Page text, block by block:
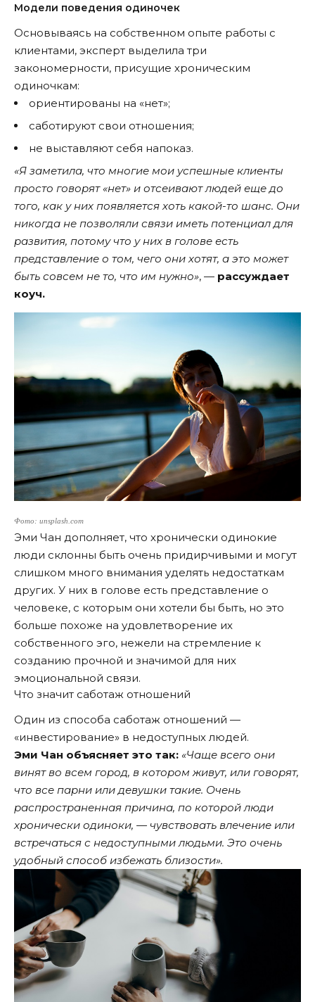
Модели поведения одиночек
Основываясь на собственном опыте работы с
клиентами, эксперт выделила три
закономерности, присущие хроническим
одиночкам:
ориентированы на «нет»;
саботируют свои отношения;
не выставляют себя напоказ.
«Я заметила, что многие мои успешные клиенты
просто говорят «нет» и отсеивают людей еще до
того, как у них появляется хоть какой-то шанс. Они
никогда не позволяли связи иметь потенциал для
развития, потому что у них в голове есть
представление о том, чего они хотят, а это может
быть совсем не то, что им нужно», — рассуждает
коуч.
Фото: unsplash.com
Эми Чан дополняет, что хронически одинокие
люди склонны быть очень придирчивыми и могут
слишком много внимания уделять недостаткам
других. У них в голове есть представление о
человеке, с которым они хотели бы быть, но это
больше похоже на удовлетворение их
собственного эго, нежели на стремление к
созданию прочной и значимой для них
эмоциональной связи.
Что значит саботаж отношений
Один из способа саботаж отношений —
«инвестирование» в недоступных людей.
Эми Чан объясняет это так: «Чаще всего они
винят во всем город, в котором живут, или говорят,
что все парни или девушки такие. Очень
распространенная причина, по которой люди
хронически одиноки, — чувствовать влечение или
встречаться с недоступными людьми. Это очень
удобный способ избежать близости».